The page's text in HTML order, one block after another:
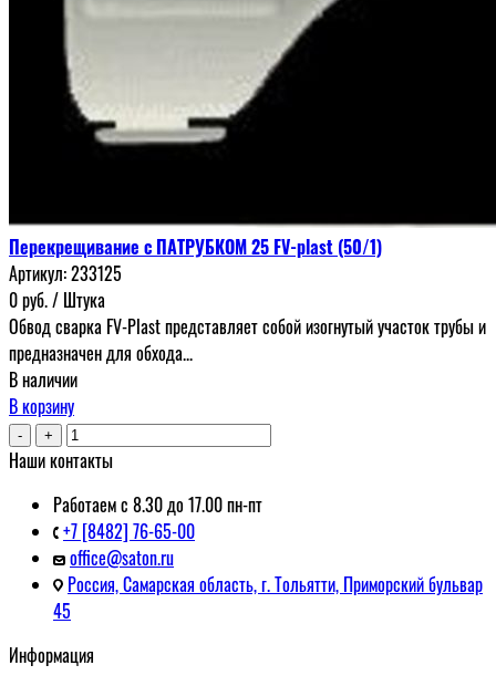
Перекрещивание с ПАТРУБКОМ 25 FV-plast (50/1)
Артикул:233125
0руб./ Штука
Обвод сварка FV-Plast представляет собой изогнутый участок трубы и
предназначен для обхода...
В наличии
В корзину
- +
Наши контакты
Работаем с 8.30 до 17.00 пн-пт
+7 [8482] 76-65-00
office@saton.ru
Россия, Самарская область, г. Тольятти, Приморский бульвар
45
Информация